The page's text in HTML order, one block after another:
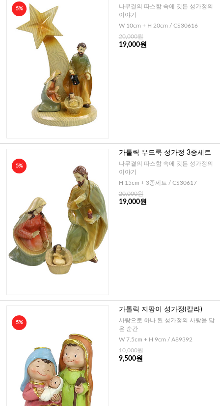
5%
나무결의 따스함 속에 깃든 성가정의
이야기
W 10cm + H 20cm / CS30616
20,000원
19,000원
5%
가톨릭 우드룩 성가정 3종세트
나무결의 따스함 속에 깃든 성가정의
이야기
H 15cm + 3종세트 / CS30617
20,000원
19,000원
5%
가톨릭 지팡이 성가정(칼라)
사랑으로 하나 된 성가정의 사랑을 닮
은 순간
W 7.5cm + H 9cm / A89392
10,000원
9,500원